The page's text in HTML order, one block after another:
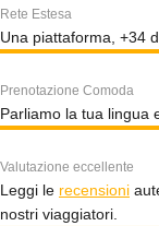
Rete Estesa
Una piattaforma, +34
Prenotazione Comoda
Parliamo la tua lingua
Valutazione eccellente
Leggi le recensioni
nostri viaggiatori.